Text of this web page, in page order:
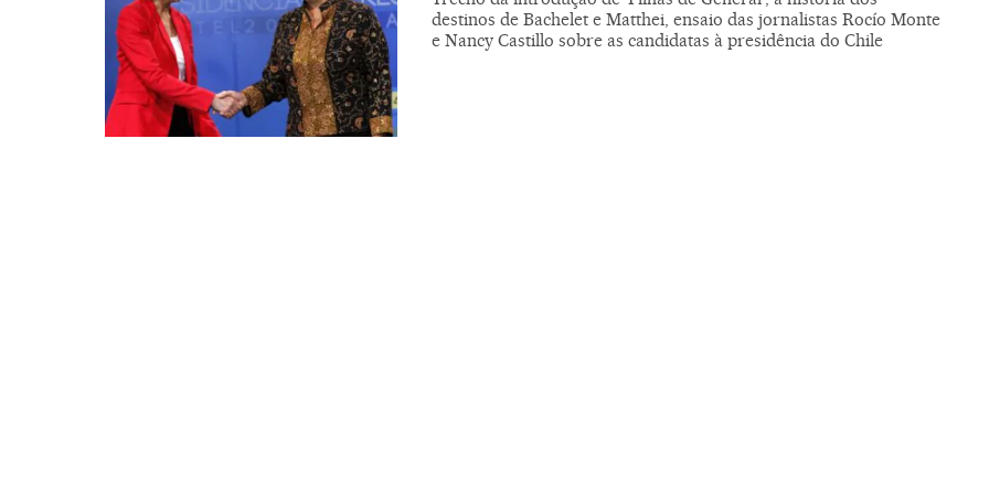
destinos de Bachelet e Matthei, ensaio das jornalistas Rocío Monte
e Nancy Castillo sobre as candidatas à presidência do Chile